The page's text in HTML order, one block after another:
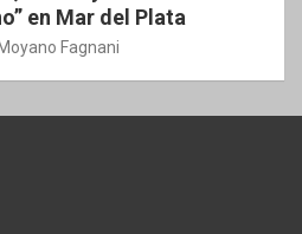
en Mar del Plata
Fagnani